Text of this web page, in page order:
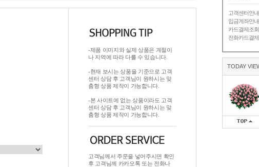
고객센터안내
입금계좌안내
카드결제조회
전화카드결제
TODAY
-제품 이미지와 실제 상품은 계절이
나 지역에 따라 다를 수 있습니다.
-현재 보시는 상품을 기준으로 고객
센터 상담 후 고객님이 원하시는 맞
춤형 상품 제작이 가능합니다.
-본 사이트에 없는 상품이라도 고객
센터 상담 후 고객님이 원하시는 맞
춤형 상품 제작이 가능합니다.
고객님께서 주문을 넣어주시면 확인
후 고객님께 카카오톡 또는 전화나